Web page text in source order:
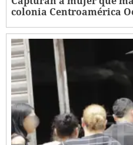
colonia Centroamérica